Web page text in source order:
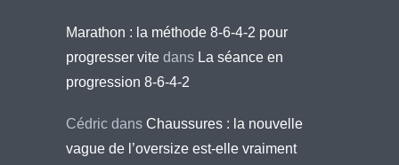
Marathon : la méthode 8-6-4-2 pour
progresser vite dans La séance en
progression 8-6-4-2
Cédric dans Chaussures : la nouvelle
vague de l’oversize est-elle vraiment